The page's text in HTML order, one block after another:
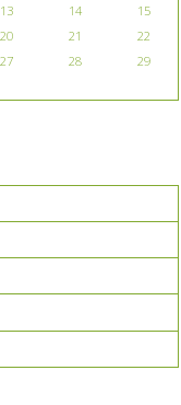
13 14
15
20 21
22
27 28
29